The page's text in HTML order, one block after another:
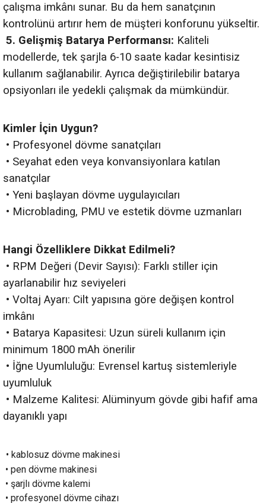
çalışma imkânı sunar. Bu da hem sanatçının
kontrolünü artırır hem de müşteri konforunu yükseltir.
5. Gelişmiş Batarya Performansı: Kaliteli
modellerde, tek şarjla 6-10 saate kadar kesintisiz
kullanım sağlanabilir. Ayrıca değiştirilebilir batarya
opsiyonları ile yedekli çalışmak da mümkündür.
Kimler İçin Uygun?
• Profesyonel dövme sanatçıları
• Seyahat eden veya konvansiyonlara katılan
sanatçılar
• Yeni başlayan dövme uygulayıcıları
• Microblading, PMU ve estetik dövme uzmanları
Hangi Özelliklere Dikkat Edilmeli?
• RPM Değeri (Devir Sayısı): Farklı stiller için
ayarlanabilir hız seviyeleri
• Voltaj Ayarı: Cilt yapısına göre değişen kontrol
imkânı
• Batarya Kapasitesi: Uzun süreli kullanım için
minimum 1800 mAh önerilir
• İğne Uyumluluğu: Evrensel kartuş sistemleriyle
uyumluluk
• Malzeme Kalitesi: Alüminyum gövde gibi hafif ama
dayanıklı yapı
• kablosuz dövme makinesi
• pen dövme makinesi
• şarjlı dövme kalemi
• profesyonel dövme cihazı